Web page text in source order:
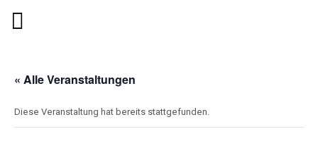
« Alle Veranstaltungen
Diese Veranstaltung hat bereits stattgefunden.